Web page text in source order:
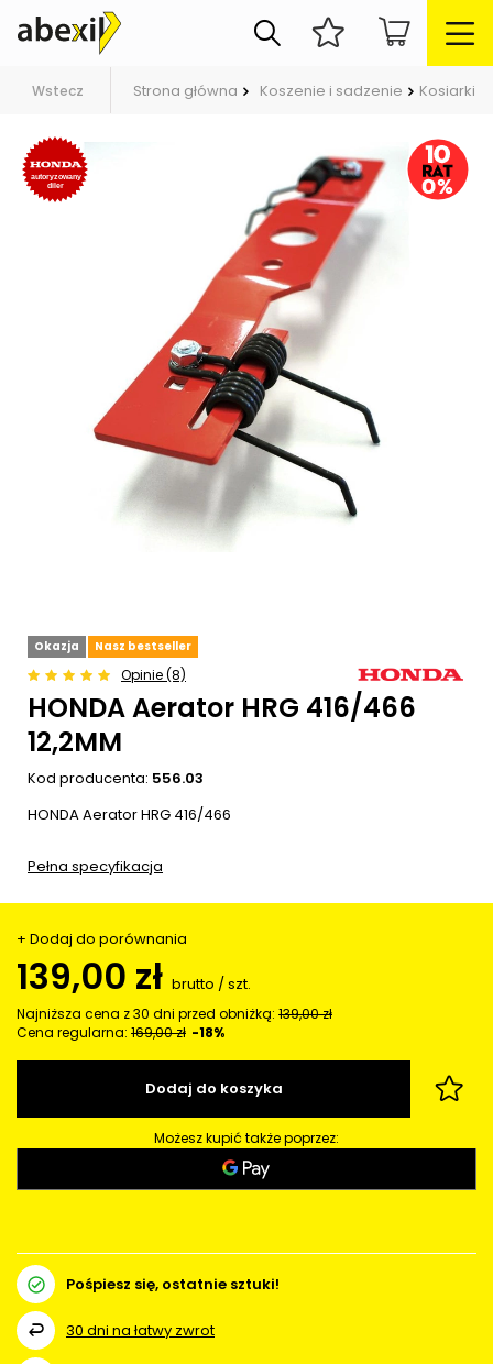
Wstecz Strona główna Koszenie i sadzenie Kosiarki
Okazja Nasz bestseller
Opinie (8)
HONDA Aerator HRG 416/466
12,2MM
Kod producenta: 556.03
HONDA Aerator HRG 416/466
Pełna specyfikacja
+ Dodaj do porównania
139,00 zł brutto /szt.
Najniższa cena z 30 dni przed obniżką: 139,00 zł
Cena regularna: 169,00 zł -18%
Dodaj do koszyka
Możesz kupić także poprzez:
Pośpiesz się, ostatnie sztuki!
30 dni na łatwy zwrot